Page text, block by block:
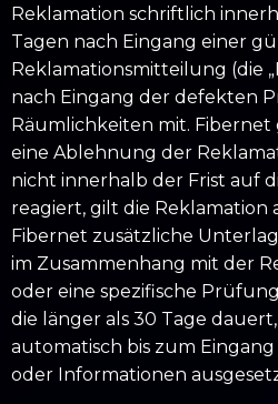
Reklamation schriftlich
Tagen nach Eingang einer
Reklamationsmitteilung (die
nach Eingang der defekten
Räumlichkeiten mit.
eine Ablehnung der
nicht innerhalb der Frist auf
reagiert, gilt die Reklamation
Fibernet zusätzliche
im Zusammenhang mit der
oder eine spezifische
die länger als 30 Tage
automatisch bis zum
oder Informationen